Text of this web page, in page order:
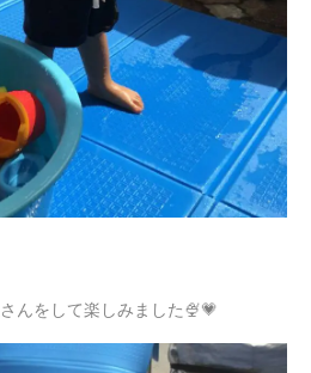
んをして楽しみました🍨💗